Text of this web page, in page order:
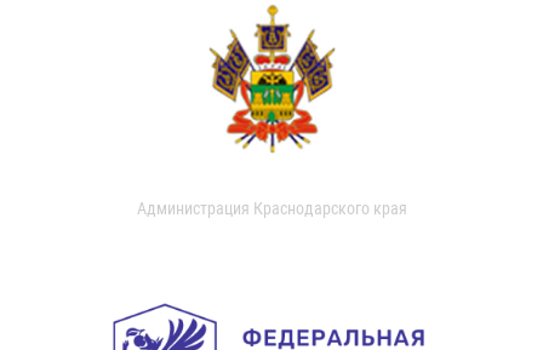
Администрация Краснодарского края